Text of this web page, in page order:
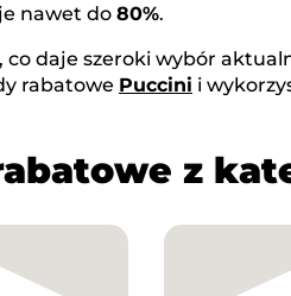
nawet do 80%.
co daje szeroki wybór
rabatowe Puccini i
z